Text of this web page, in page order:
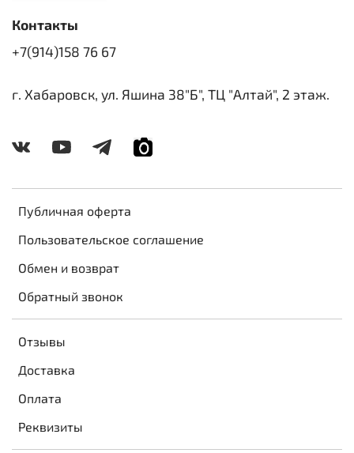
Публичная оферта
Пользовательское соглашение
Обмен и возврат
Обратный звонок
Отзывы
Доставка
Оплата
Реквизиты
Контакты
+7(914)158 76 67
г. Хабаровск, ул. Яшина 38"Б", ТЦ "Алтай", 2 этаж.